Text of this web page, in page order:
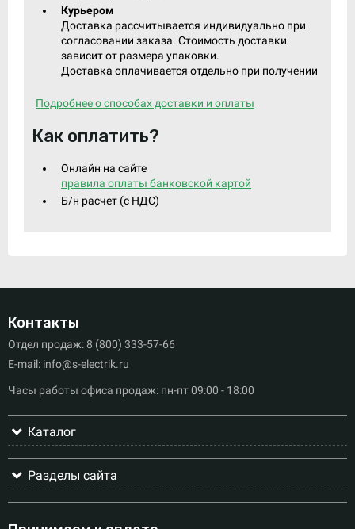
Курьером
Доставка рассчитывается индивидуально при
согласовании заказа. Стоимость доставки
зависит от размера упаковки.
Доставка оплачивается отдельно при получении
Подробнее о способах доставки и оплаты
Как оплатить?
Онлайн на сайте
правила оплаты банковской картой
Б/н расчет (c НДС)
Контакты
Отдел продаж: 8 (800) 333-57-66
E-mail: info@s-electrik.ru
Часы работы офиса продаж: пн-пт 09:00 - 18:00
Каталог
Разделы сайта